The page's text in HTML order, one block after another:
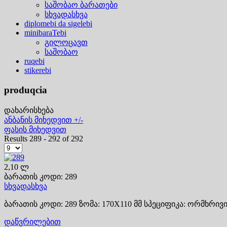
საშობაო ბარათები
სხვადასხვა
diplomebi da sigelebi
minibaraTebi
გილოცავთ
საშობაო
ruqebi
stikerebi
produqcia
დახარისხება
ანბანის მიხედვით +/-
ფასის მიხედვით
Results 289 - 292 of 292
2,10 ლ
ბარათის კოდი: 289
სხვადასხვა
ბარათის კოდი: 289 ზომა: 170X110 მმ სპეციფიკა:
დაწვრილებით